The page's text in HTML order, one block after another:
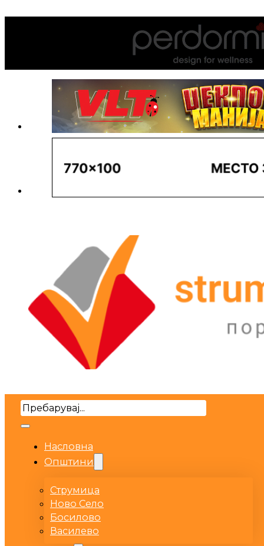
Search
Насловна
Општини
Струмица
Ново Село
Босилово
Василево